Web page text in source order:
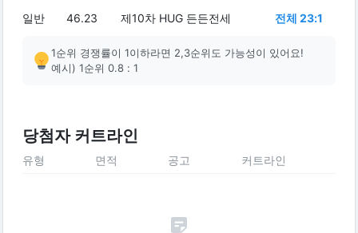
일반 46.23 제10차 HUG 든든전세 전체 23:1
1순위 경쟁률이 1이하라면 2,3순위도 가능성이 있어요!
예시) 1순위 0.8 : 1
당첨자 커트라인
유형 면적 공고 커트라인